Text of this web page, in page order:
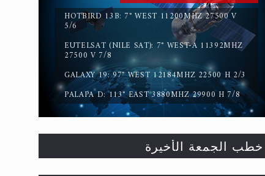
ومهيمنٌ عليها.. ليس العكس
HOTBIRD 13B: 7° WEST 11200MHZ 27500 V
5/6
EUTELSAT (NILE SAT): 7° WEST-A 11392MHZ
27500 V 7/8
GALAXY 19: 97° WEST 12184MHZ 22500 H 2/3
PALAPA D: 113° EAST 3880MHZ 29900 H 7/8
خطب الجمعة الأخيرة